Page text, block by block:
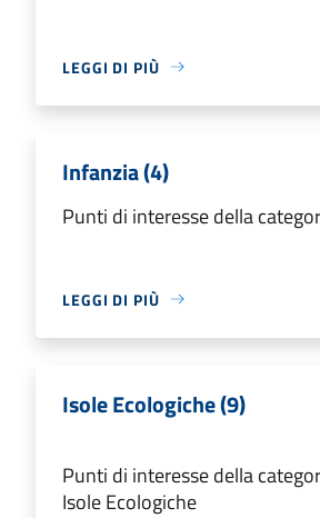
LEGGI DI PIÙ
Infanzia (4)
Punti di interesse della
LEGGI DI PIÙ
Isole Ecologiche (9)
Punti di interesse della
Isole Ecologiche